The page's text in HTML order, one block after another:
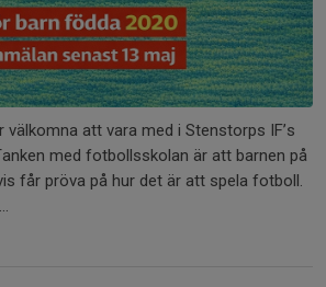
välkomna att vara med i Stenstorps IF’s
med fotbollsskolan är att barnen på
får pröva på hur det är att spela fotboll.